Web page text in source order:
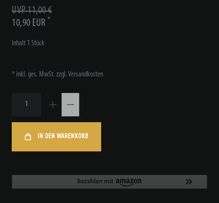
UVP 11,00 €
10,90 EUR *
Inhalt 1 Stück
* inkl. ges. MwSt. zzgl.Versandkosten
IN DEN WARENKORB